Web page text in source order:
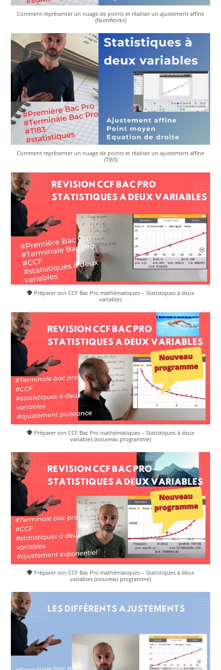
Comment représenter un nuage de points et réaliser un ajustement affine
(NumWorks)
Comment représenter un nuage de points et réaliser un ajustement affine
(TI83)
Préparer son CCF Bac Pro mathématiques – Statistiques à deux
variables
Préparer son CCF Bac Pro mathématiques – Statistiques à deux
variables (nouveau programme)
Préparer son CCF Bac Pro mathématiques – Statistiques à deux
variables (nouveau programme)